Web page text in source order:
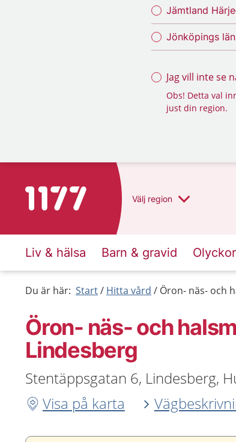
Jämtland
Jönköpings län
Jag vill inte se
Obs! Detta val
just din region.
Till startsidan för 1177 Välj region
Liv & hälsa Barn & gravid
Du är här: Start Hitta vård Öron- näs- och
Öron- näs- och
Lindesberg
Stentäppsgatan 6, Lindesberg,
Visa på karta